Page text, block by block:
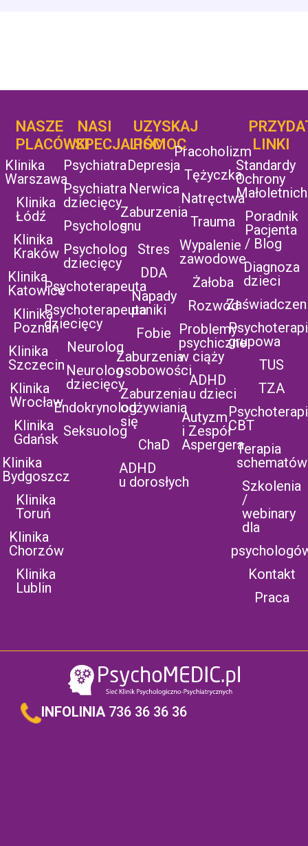
NASZE
PLACÓWKI
Klinika
Warszawa
Klinika
Łódź
Klinika
Kraków
Klinika
Katowice
Klinika
Poznań
Klinika
Szczecin
Klinika
Wrocław
Klinika
Gdańsk
Klinika
Bydgoszcz
Klinika
Toruń
Klinika
Chorzów
Klinika
Lublin
NASI
SPECJALIŚCI
Psychiatra
Psychiatra
dziecięcy
Psycholog
Psycholog
dziecięcy
Psychoterapeuta
Psychoterapeuta
dziecięcy
Neurolog
Neurolog
dziecięcy
Endokrynolog
Seksuolog
UZYSKAJ
POMOC
Depresja
Nerwica
Zaburzenia
snu
Stres
DDA
Napady
paniki
Fobie
Zaburzenia
osobowości
Zaburzenia
odżywiania
się
ChaD
ADHD
u dorosłych
UZYSKAJ
POMOC
Pracoholizm
Tężyczka
Natręctwa
Trauma
Wypalenie
zawodowe
Żałoba
Rozwód
Problemy
psychiczne
w ciąży
ADHD
u dzieci
Autyzm
i Zespół
Aspergera
LINKI
Standardy
Ochrony
Małoletnich
Poradnik
Pacjenta
/ Blog
Diagnoza
dzieci
grupowa
TUS
TZA
CBT
Terapia
schematów
Szkolenia
/
webinary
dla
Kontakt
Praca
INFOLINIA 736 36 36 36